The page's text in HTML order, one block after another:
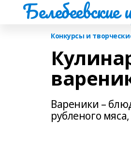
Белебеевские
Конкурсы и
Вареники –
рубленого